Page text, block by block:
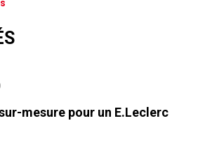
mesure pour un E.Leclerc